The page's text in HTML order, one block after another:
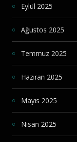
Eylül 2025
Ağustos 2025
Temmuz 2025
Haziran 2025
Mayıs 2025
Nisan 2025